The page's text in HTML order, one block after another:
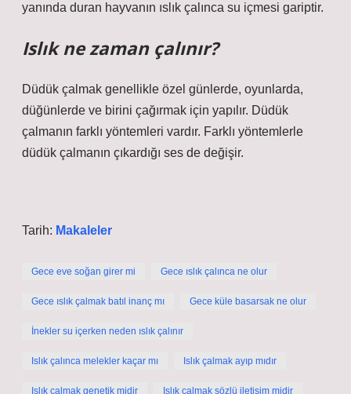
yanında duran hayvanın ıslık çalınca su içmesi gariptir.
Islık ne zaman çalınır?
Düdük çalmak genellikle özel günlerde, oyunlarda,
düğünlerde ve birini çağırmak için yapılır. Düdük
çalmanın farklı yöntemleri vardır. Farklı yöntemlerle
düdük çalmanın çıkardığı ses de değişir.
Tarih: Makaleler
Gece eve soğan girer mi Gece ıslık çalınca ne olur
Gece ıslık çalmak batıl inanç mı Gece küle basarsak ne olur
İnekler su içerken neden ıslık çalınır
Islık çalınca melekler kaçar mı Islık çalmak ayıp mıdır
Islık çalmak genetik midir Islık çalmak sözlü iletişim midir